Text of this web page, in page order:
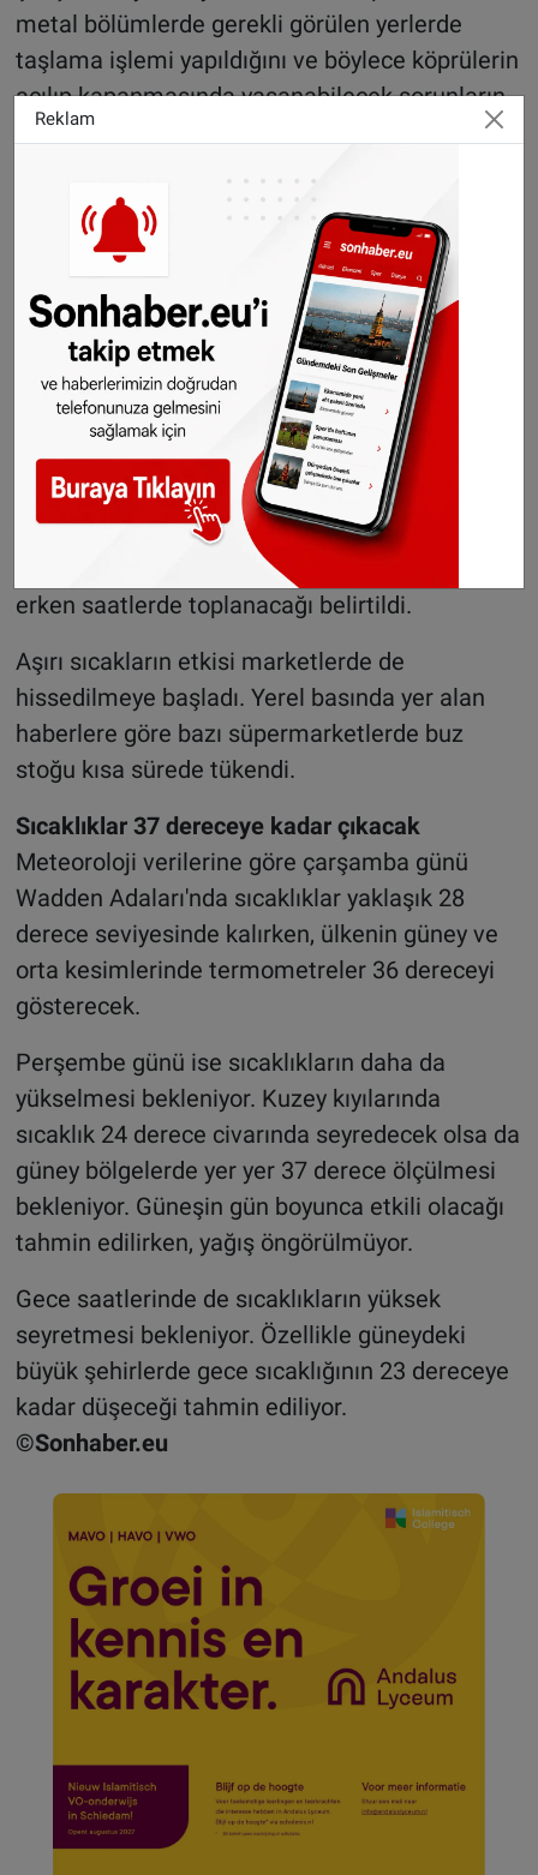
metal bölümlerde gerekli görülen yerlerde
taşlama işlemi yapıldığını ve böylece köprülerin
açılıp kapanmasında yaşanabilecek sorunların
önüne geçildiğini açıkladı.
Öte yandan posta ve kargo şirketi PostNL de
sıcaklık protokolünü devreye aldı. Cumartesi
gününe kadar geçerli olacak uygulama
kapsamında dağıtıcılar daha erken saatlerde
göreve başlayacak ve daha kısa güzergâhlarda
çalışacak. Tıbbi gönderiler ve cenaze postaları
öncelikli olarak dağıtılmaya devam ederken,
bazı paketlerde gecikmeler yaşanabileceği
bildirildi.
Çöp hizmetlerinde de aynı önlemlerin alındığı,
birçok belediyede mahallelerdeki çöplerin
erken saatlerde toplanacağı belirtildi.
Aşırı sıcakların etkisi marketlerde de
hissedilmeye başladı. Yerel basında yer alan
haberlere göre bazı süpermarketlerde buz
stoğu kısa sürede tükendi.
Sıcaklıklar 37 dereceye kadar çıkacak
Meteoroloji verilerine göre çarşamba günü
Wadden Adaları'nda sıcaklıklar yaklaşık 28
derece seviyesinde kalırken, ülkenin güney ve
orta kesimlerinde termometreler 36 dereceyi
gösterecek.
Perşembe günü ise sıcaklıkların daha da
yükselmesi bekleniyor. Kuzey kıyılarında
sıcaklık 24 derece civarında seyredecek olsa da
güney bölgelerde yer yer 37 derece ölçülmesi
bekleniyor. Güneşin gün boyunca etkili olacağı
tahmin edilirken, yağış öngörülmüyor.
Gece saatlerinde de sıcaklıkların yüksek
seyretmesi bekleniyor. Özellikle güneydeki
büyük şehirlerde gece sıcaklığının 23 dereceye
kadar düşeceği tahmin ediliyor.
©Sonhaber.eu
Reklam